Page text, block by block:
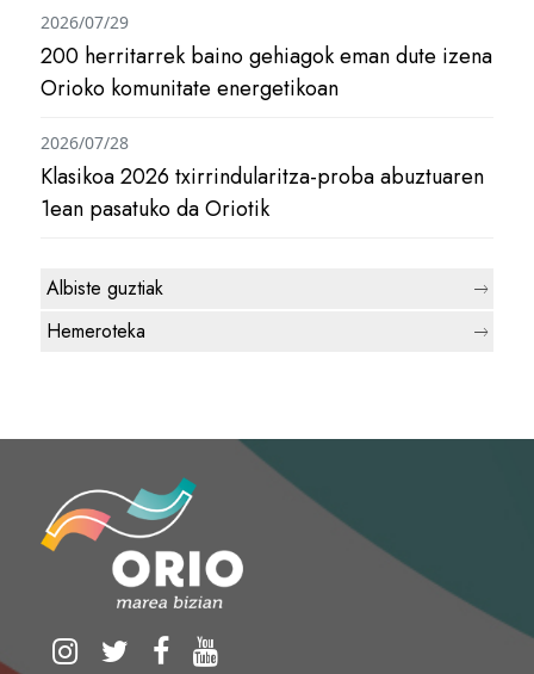
200 herritarrek baino gehiagok eman dute izena
Orioko komunitate energetikoan
2026/07/29
Klasikoa 2026 txirrindularitza-proba abuztuaren
1ean pasatuko da Oriotik
2026/07/28
Albiste guztiak
Hemeroteka